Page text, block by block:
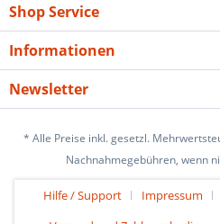
Shop Service
Informationen
Newsletter
* Alle Preise inkl. gesetzl.
Nachnahmegebühren, wenn
Hilfe / Support Impressum